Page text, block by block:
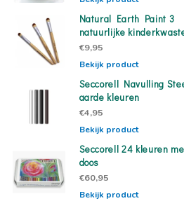
Natural Earth Paint 3
natuurlijke
€9,95
Bekijk product
Seccorell Navulling
aarde kleuren
€4,95
Bekijk product
Seccorell 24 kleuren
doos
€60,95
Bekijk product